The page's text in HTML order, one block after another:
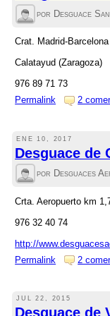
por Desguace
Crat. Madrid-
Calatayud (Zaragoza)
976 89 71 73
Permalink
2
ENE 10, 2017
Desguace de
por Desguaces
Crta. Aeropuerto km
976 32 40 74
http://
Permalink
2
JUL 22, 2015
Desguace de